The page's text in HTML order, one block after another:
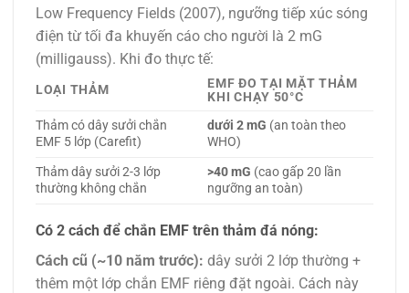
Low Frequency Fields (2007), ngưỡng tiếp xúc sóng
điện từ tối đa khuyến cáo cho người là 2 mG
(milligauss). Khi đo thực tế:
LOẠI THẢM
EMF ĐO TẠI MẶT THẢM
KHI CHẠY 50°C
Thảm có dây sưởi chắn
EMF 5 lớp (Carefit)
dưới 2 mG (an toàn theo
WHO)
Thảm dây sưởi 2-3 lớp
thường không chắn
>40 mG (cao gấp 20 lần
ngưỡng an toàn)
Có 2 cách để chắn EMF trên thảm đá nóng:
Cách cũ (~10 năm trước): dây sưởi 2 lớp thường +
thêm một lớp chắn EMF riêng đặt ngoài. Cách này